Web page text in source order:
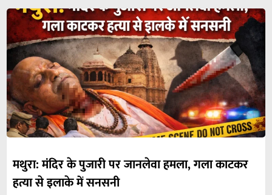
मथुरा: मंदिर के पुजारी पर जानलेवा हमला, गला काटकर
हत्या से इलाके में सनसनी